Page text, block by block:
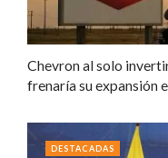
Chevron al solo
frenaría su expansión
DESTACADAS